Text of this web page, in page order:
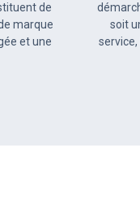
de
marque
et une
soit